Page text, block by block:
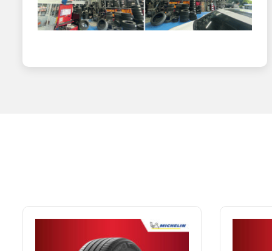
Hiệu suất phanh đáng kinh ngạc
An toàn luôn là ưu tiên hàng đầu. Kết quả kiểm định
có vẻ không nhiều, nhưng trong tình huống khẩn cấp,
Đây chính là điểm mạnh của lốp Goodyear cho xe
Trải nghiệm yên tĩnh: Đáng ngạc nhiên
Dù là lốp hiệu suất cao, Goodyear TripleMax 2 vẫn vận